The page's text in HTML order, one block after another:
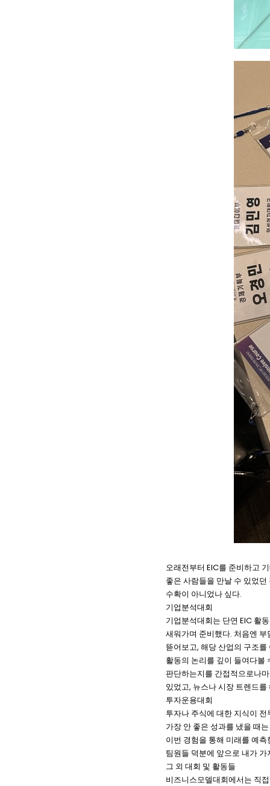
오래전부터 EIC를 준비하고
좋은 사람들을 만날 수 있었
수확이 아니었나 싶다.
기업분석대회
기업분석대회는 단연 EIC 활
새워가며 준비했다. 처음엔
뜯어보고, 해당 산업의 구조
활동의 논리를 깊이 들여다볼
판단하는지를 간접적으로나
있었고, 뉴스나 시장 트렌드
투자운용대회
투자나 주식에 대한 지식이
가장 안 좋은 성과를 냈을 때
이번 경험을 통해 미래를 예
팀원들 덕분에 앞으로 내가
그 외 대회 및 활동들
비즈니스모델대회에서는 직